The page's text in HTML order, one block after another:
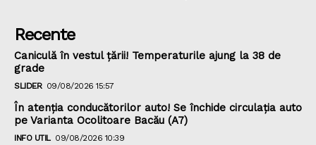
Recente
Caniculă în vestul țării! Temperaturile ajung la 38 de
grade
SLIDER 09/08/2026 15:57
În atenția conducătorilor auto! Se închide circulația auto
pe Varianta Ocolitoare Bacău (A7)
INFO UTIL 09/08/2026 10:39